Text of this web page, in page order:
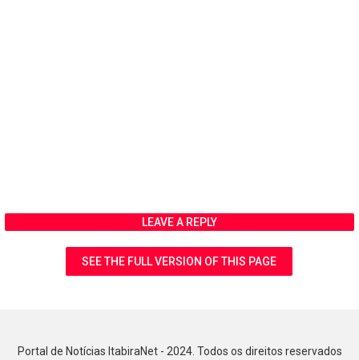
LEAVE A REPLY
SEE THE FULL VERSION OF THIS PAGE
Portal de Notícias ItabiraNet - 2024. Todos os direitos reservados